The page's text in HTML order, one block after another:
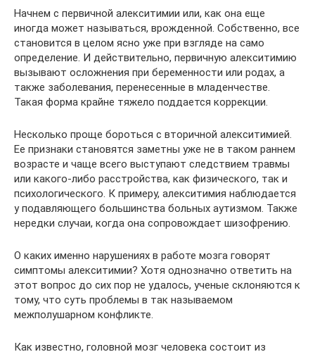
Начнем с первичной алекситимии или, как она еще
иногда может называться, врожденной. Собственно, все
становится в целом ясно уже при взгляде на само
определение. И действительно, первичную алекситимию
вызывают осложнения при беременности или родах, а
также заболевания, перенесенные в младенчестве.
Такая форма крайне тяжело поддается коррекции.
Несколько проще бороться с вторичной алекситимией.
Ее признаки становятся заметны уже не в таком раннем
возрасте и чаще всего выступают следствием травмы
или какого-либо расстройства, как физического, так и
психологического. К примеру, алекситимия наблюдается
у подавляющего большинства больных аутизмом. Также
нередки случаи, когда она сопровождает шизофрению.
О каких именно нарушениях в работе мозга говорят
симптомы алекситимии? Хотя однозначно ответить на
этот вопрос до сих пор не удалось, ученые склоняются к
тому, что суть проблемы в так называемом
межполушарном конфликте.
Как известно, головной мозг человека состоит из